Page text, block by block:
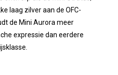
is:
€84,00.
laag zilver aan de OFC-
de Mini Aurora meer
expressie dan eerdere